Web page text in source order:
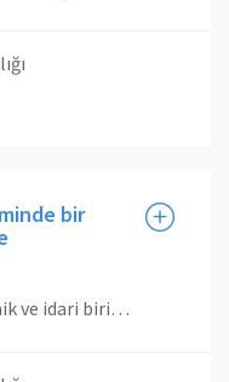
bir
Mozaik üniversitemizin akademik ve idari birimlerinin kolay ve hızlı bir şekilde websitesi oluşturmasına olanak sağlayan bir sistemdir. Sistemin kullanılması için herhangi bir teknik bilgiye ihtiyaç olmayıp, içerik yönetimi tamamen web tabanlı olarak yapılabilmektedir.Mozaik sisteminden faydalanmak için birim yetkilisini BİDB'ye dilekçe yazılması yeterlidir. Dilekçede sitenin ismi ve içerik düzenleme için yetkilendirilecek kişilerin bilgilerinin bulunması gereklidir.